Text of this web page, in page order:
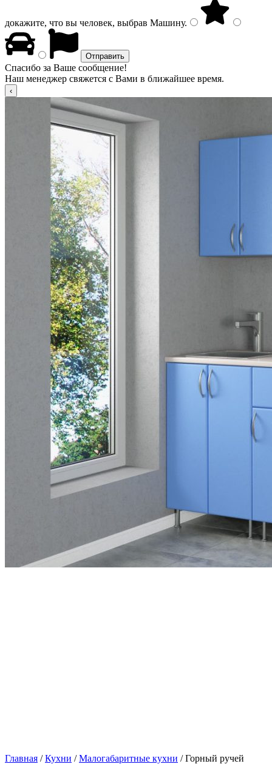
докажите, что вы человек, выбрав Машину.
Спасибо за Ваше сообщение!
Наш менеджер свяжется с Вами в ближайшее время.
Главная /Кухни /Малогабаритные кухни / Горный ручей